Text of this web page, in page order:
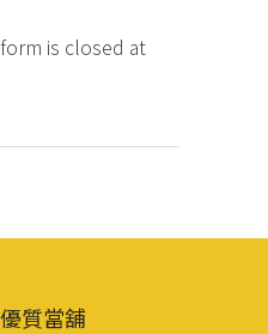
is closed at
質當舖